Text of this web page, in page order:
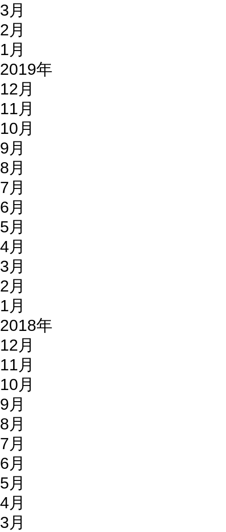
3月
2月
1月
2019年
12月
11月
10月
9月
8月
7月
6月
5月
4月
3月
2月
1月
2018年
12月
11月
10月
9月
8月
7月
6月
5月
4月
3月